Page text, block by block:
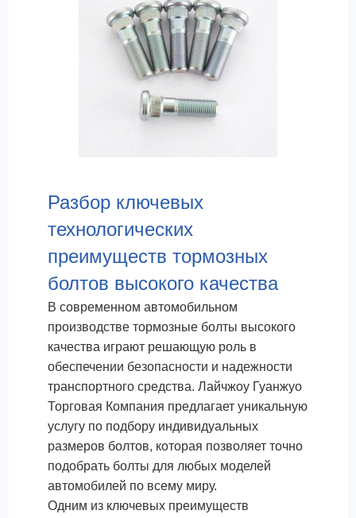
Разбор ключевых
технологических
преимуществ тормозных
болтов высокого качества
В современном автомобильном
производстве тормозные болты высокого
качества играют решающую роль в
обеспечении безопасности и надежности
транспортного средства. Лайчжоу Гуанжуо
Торговая Компания предлагает уникальную
услугу по подбору индивидуальных
размеров болтов, которая позволяет точно
подобрать болты для любых моделей
автомобилей по всему миру.
Одним из ключевых преимуществ